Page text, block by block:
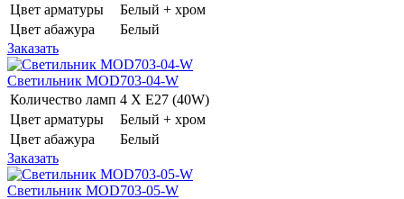
Цвет арматуры
Белый + хром
Цвет абажура
Белый
Заказать
Светильник MOD703-04-W
Количество ламп 4 Х E27 (40W)
Цвет арматуры
Белый + хром
Цвет абажура
Белый
Заказать
Светильник MOD703-05-W